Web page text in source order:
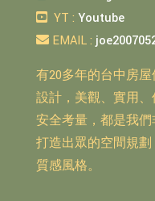
YT : Youtube
EMAIL :
有20多年的台中房
設計，美觀、實用
安全考量，都是我們
打造出眾的空間規
質感風格。